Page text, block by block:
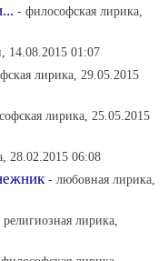
- философская лирика,
14.08.2015 01:07
лирика, 29.05.2015
лирика, 25.05.2015
28.02.2015 06:08
- любовная лирика,
религиозная лирика,